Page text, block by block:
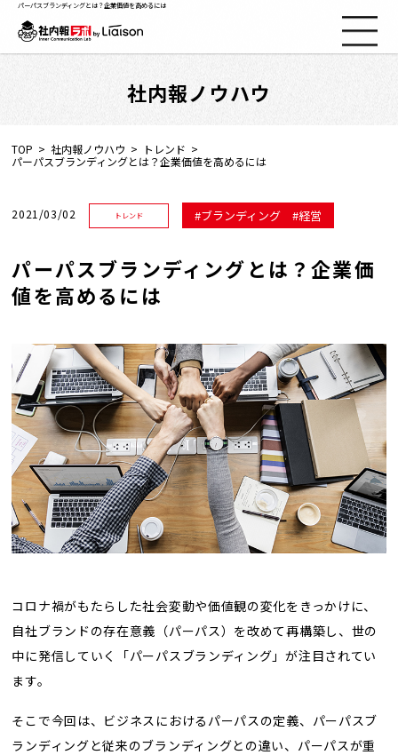
社内報ノウハウ
セミナー情報
Web社内報
動画コーナー
支援実績
トレンド用語集
社長ブログ
パーパスブランディングとは？企業価値を高めるには
社内報ノウハウ
TOP 社内報ノウハウ
トレンド
パーパスブランディングとは？企業価値を高めるには
2021/03/02 トレンド ブランディング 経営
パーパスブランディングとは？企業価
値を高めるには
コロナ禍がもたらした社会変動や価値観の変化をきっかけに、
自社ブランドの存在意義（パーパス）を改めて再構築し、世の
中に発信していく「パーパスブランディング」が注目されてい
ます。
そこで今回は、ビジネスにおけるパーパスの定義、パーパスブ
ランディングと従来のブランディングとの違い、パーパスが重